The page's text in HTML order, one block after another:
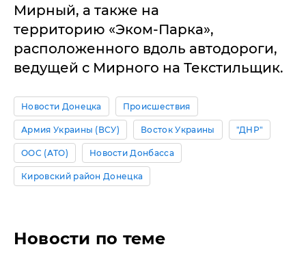
Мирный, а также на
территорию «Эком-Парка»,
расположенного вдоль автодороги,
ведущей с Мирного на Текстильщик.
Новости Донецка Происшествия
Армия Украины (ВСУ) Восток Украины "ДНР"
ООС (АТО) Новости Донбасса
Кировский район Донецка
Новости по теме